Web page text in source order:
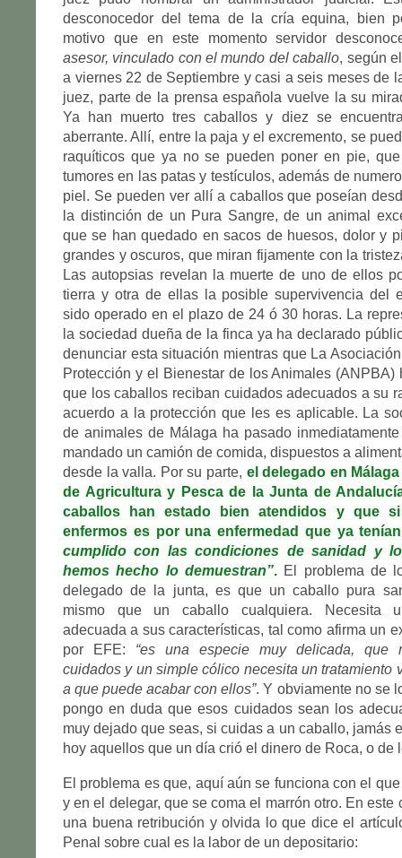
desconocedor del tema de la cría equina, bien
motivo que en este momento servidor
asesor, vinculado con el mundo del caballo, según
a viernes 22 de Septiembre y casi a seis meses de
juez, parte de la prensa española vuelve la su
Ya han muerto tres caballos y diez se
aberrante. Allí, entre la paja y el excremento, se
raquíticos que ya no se pueden poner en pie,
tumores en las patas y testículos, además de
piel. Se pueden ver allí a caballos que poseían
la distinción de un Pura Sangre, de un animal
que se han quedado en sacos de huesos, dolor y
grandes y oscuros, que miran fijamente con la
Las autopsias revelan la muerte de uno de ellos
tierra y otra de ellas la posible supervivencia del
sido operado en el plazo de 24 ó 30 horas. La
la sociedad dueña de la finca ya ha declarado
denunciar esta situación mientras que La
Protección y el Bienestar de los Animales (ANPBA)
que los caballos reciban cuidados adecuados a su
acuerdo a la protección que les es aplicable. La
de animales de Málaga ha pasado
mandado un camión de comida, dispuestos a
desde la valla. Por su parte, el delegado en
de Agricultura y Pesca de la Junta de
caballos han estado bien atendidos y que
enfermos es por una enfermedad que ya
cumplido con las condiciones de sanidad y
hemos hecho lo demuestran”.El problema de
delegado de la junta, es que un caballo pura
mismo que un caballo cualquiera. Necesita
adecuada a sus características, tal como afirma un
por EFE: “es una especie muy delicada, que
cuidados y un simple cólico necesita un tratamiento
a que puede acabar con ellos”. Y obviamente no se
pongo en duda que esos cuidados sean los
muy dejado que seas, si cuidas a un caballo, jamás
hoy aquellos que un día crió el dinero de Roca, o de
El problema es que, aquí aún se funciona con el que
y en el delegar, que se coma el marrón otro. En este
una buena retribución y olvida lo que dice el
Penal sobre cual es la labor de un depositario: